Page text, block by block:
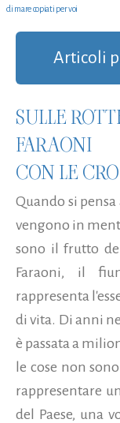
di mare copiati per voi
Articoli
SULLE
FARAONI
CON LE
Quando si
vengono in
sono il frutto
Faraoni, il
rappresenta
di vita. Di anni
è passata a
le cose non
rappresentare
del Paese, una